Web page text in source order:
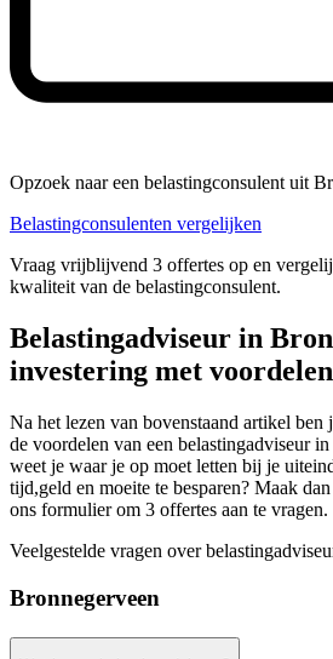
Opzoek naar een belastingconsulent uit
Belastingconsulenten vergelijken
Vraag vrijblijvend 3 offertes op en
kwaliteit van de belastingconsulent.
Belastingadviseur in
investering met voordelen
Na het lezen van bovenstaand artikel ben
de voordelen van een belastingadviseur
weet je waar je op moet letten bij je
tijd,geld en moeite te besparen? Maak
ons formulier om 3 offertes aan te vragen.
Veelgestelde vragen over
Bronnegerveen